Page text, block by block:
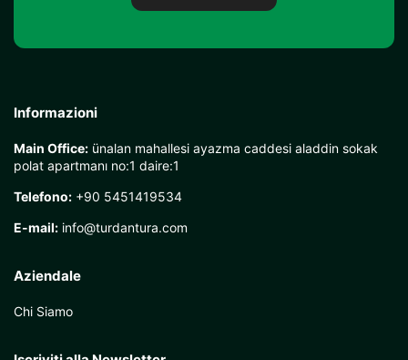
Informazioni
Main Office: ünalan mahallesi ayazma caddesi aladdin sokak
polat apartmanı no:1 daire:1
Telefono: +90 5451419534
E-mail: info@turdantura.com
Aziendale
Chi Siamo